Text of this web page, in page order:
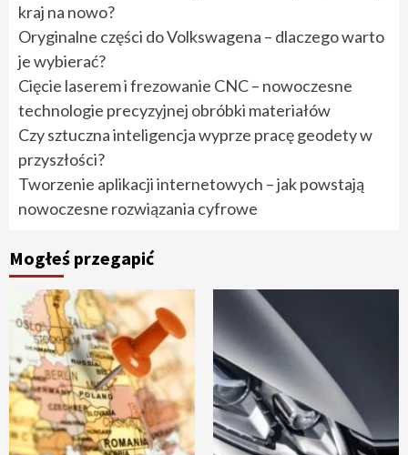
kraj na nowo?
Oryginalne części do Volkswagena – dlaczego warto
je wybierać?
Cięcie laserem i frezowanie CNC – nowoczesne
technologie precyzyjnej obróbki materiałów
Czy sztuczna inteligencja wyprze pracę geodety w
przyszłości?
Tworzenie aplikacji internetowych – jak powstają
nowoczesne rozwiązania cyfrowe
Mogłeś przegapić